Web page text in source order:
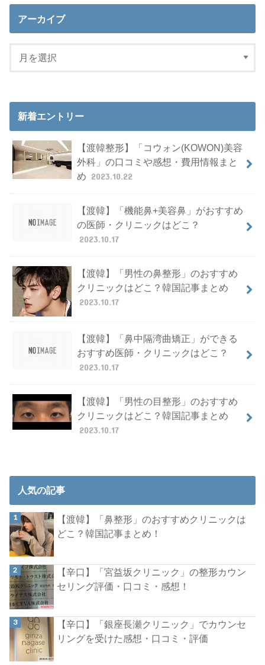
アーカイブ
新着エントリー
【渡韓整形】「コウォン(KOWON)美容
外科」の口コミや感想・費用情報まと
め 2023.10.22
【渡韓】「機能鼻+美容鼻」がおすすめ
の医師・クリニックはどこ？
2023.10.17
【渡韓】「男性の鼻整形」のおすすめ
クリニックはどこ？韓国記事まとめ
2023.10.17
【渡韓】「鼻中隔湾曲矯正」ができる
おすすめ医師・クリニックはどこ？
2023.10.17
【渡韓】「男性の目整形」のおすすめ
クリニックはどこ？韓国記事まとめ
2023.10.17
人気の記事
【渡韓】「鼻整形」のおすすめクリニックは
どこ？韓国記事まとめ！
【辛口】「宮益坂クリニック」の整形カウン
セリング評価・口コミ・感想！
【辛口】「銀座長瀬クリニック」でカウンセ
リングを受けた感想・口コミ・評価